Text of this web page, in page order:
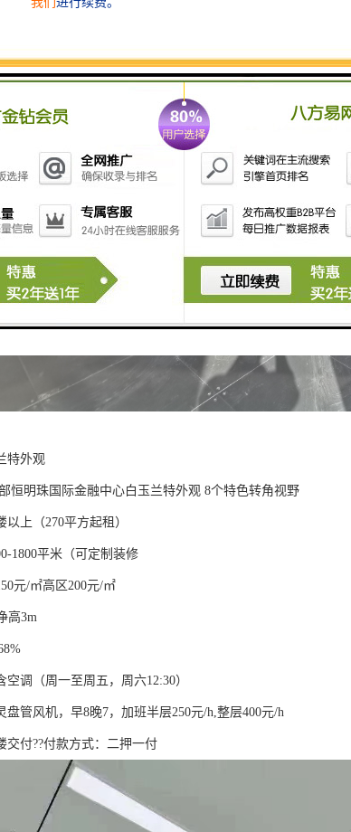
特外观
恒明珠国际金融中心白玉兰特外观 8个特色转角视野
以上（270平方起租）
1800平米（可定制装修
元/㎡高区200元/㎡
高3m
空调（周一至周五，周六12:30）
盘管风机，早8晚7，加班半层250元/h,整层400元/h
交付??付款方式：二押一付